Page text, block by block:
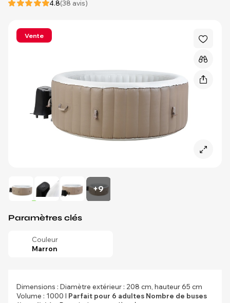
4.8(38 avis)
Vente
+9
Paramètres clés
Couleur
Marron
Dimensions : Diamètre extérieur : 208 cm, hauteur 65 cm
Volume : 1000 l Parfait pour 6 adultes Nombre de buses